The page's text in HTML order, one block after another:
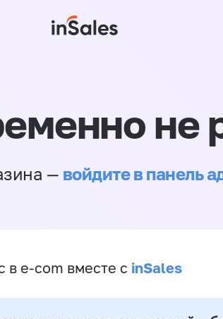
не
— войдите в панель
в e-com вместе с inSales